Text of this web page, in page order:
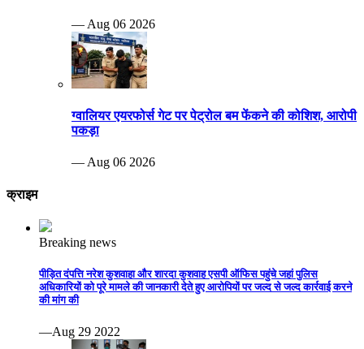
— Aug 06 2026
ग्वालियर एयरफोर्स गेट पर पेट्रोल बम फेंकने की कोशिश, आरोपी
पकड़ा
— Aug 06 2026
क्राइम
Breaking news
पीड़ित दंपत्ति नरेश कुशवाहा और शारदा कुशवाह एसपी ऑफिस पहुंचे जहां पुलिस
अधिकारियों को पूरे मामले की जानकारी देते हुए आरोपियों पर जल्द से जल्द कार्रवाई करने
की मांग की
—Aug 29 2022